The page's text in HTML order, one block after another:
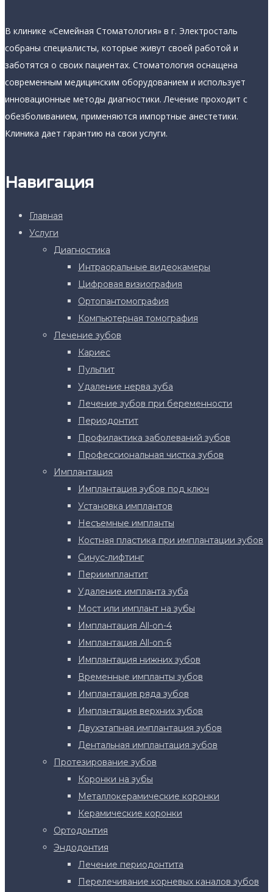
В клинике «Семейная Стоматология» в г. Электросталь
собраны специалисты, которые живут своей работой и
заботятся о своих пациентах. Стоматология оснащена
современным медицинским оборудованием и использует
инновационные методы диагностики. Лечение проходит с
обезболиванием, применяются импортные анестетики.
Клиника дает гарантию на свои услуги.
Навигация
Главная
Услуги
Диагностика
Интраоральные видеокамеры
Цифровая визиография
Ортопантомография
Компьютерная томография
Лечение зубов
Кариес
Пульпит
Удаление нерва зуба
Лечение зубов при беременности
Периодонтит
Профилактика заболеваний зубов
Профессиональная чистка зубов
Имплантация
Имплантация зубов под ключ
Установка имплантов
Несъемные импланты
Костная пластика при имплантации зубов
Синус-лифтинг
Периимплантит
Удаление импланта зуба
Мост или имплант на зубы
Имплантация All-on-4
Имплантация All-on-6
Имплантация нижних зубов
Временные импланты зубов
Имплантация ряда зубов
Имплантация верхних зубов
Двухэтапная имплантация зубов
Дентальная имплантация зубов
Протезирование зубов
Коронки на зубы
Металлокерамические коронки
Керамические коронки
Ортодонтия
Эндодонтия
Лечение периодонтита
Перелечивание корневых каналов зубов